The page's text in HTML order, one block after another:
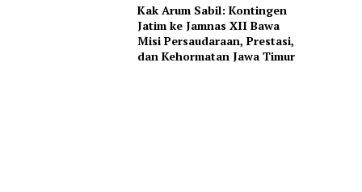
Kak Arum Sabil: Kontingen
Jatim ke Jamnas XII Bawa
Misi Persaudaraan, Prestasi,
dan Kehormatan Jawa Timur